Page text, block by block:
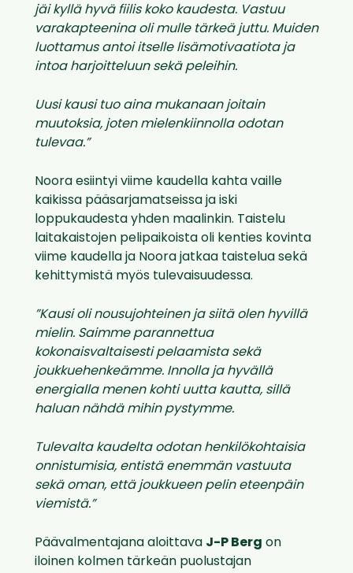
jäi kyllä hyvä fiilis koko kaudesta. Vastuu
varakapteenina oli mulle tärkeä juttu. Muiden
luottamus antoi itselle lisämotivaatiota ja
intoa harjoitteluun sekä peleihin.
Uusi kausi tuo aina mukanaan joitain
muutoksia, joten mielenkiinnolla odotan
tulevaa.”
Noora esiintyi viime kaudella kahta vaille
kaikissa pääsarjamatseissa ja iski
loppukaudesta yhden maalinkin. Taistelu
laitakaistojen pelipaikoista oli kenties kovinta
viime kaudella ja Noora jatkaa taistelua sekä
kehittymistä myös tulevaisuudessa.
”Kausi oli nousujohteinen ja siitä olen hyvillä
mielin. Saimme parannettua
kokonaisvaltaisesti pelaamista sekä
joukkuehenkeämme. Innolla ja hyvällä
energialla menen kohti uutta kautta, sillä
haluan nähdä mihin pystymme.
Tulevalta kaudelta odotan henkilökohtaisia
onnistumisia, entistä enemmän vastuuta
sekä oman, että joukkueen pelin eteenpäin
viemistä.”
Päävalmentajana aloittava J-P Berg on
iloinen kolmen tärkeän puolustajan